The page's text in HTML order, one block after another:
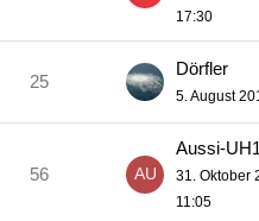
17:30
25
Dörfler
5. August
56
Aussi-
31. Oktober
11:05